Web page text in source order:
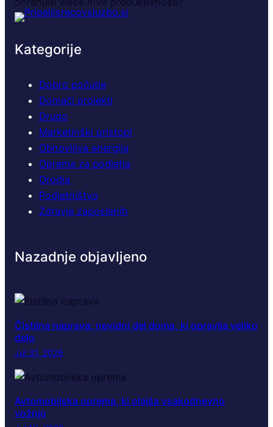
Kategorije
Dobro počutje
Domači projekti
Drugo
Marketinški pristopi
Obnovljiva energija
Oprema za podjetja
Orodja
Podjetništvo
Zdravje zaposlenih
Nazadnje objavljeno
Čistilna naprava: nevidni del doma, ki opravlja veliko
delo
Jul 31, 2026
Avtomobilska oprema, ki olajša vsakodnevno
vožnjo